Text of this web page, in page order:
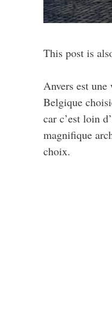
This post is
Anvers est
Belgique
car c’est loin
magnifique
choix.